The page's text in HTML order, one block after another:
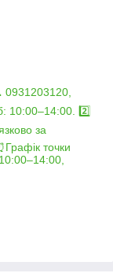
0931203120,
10:00–14:00. 2️⃣
за
точки